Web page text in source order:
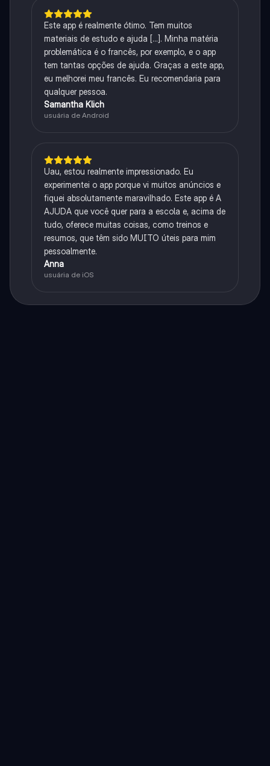
Este app é realmente ótimo. Tem muitos
materiais de estudo e ajuda [...]. Minha matéria
problemática é o francês, por exemplo, e o app
tem tantas opções de ajuda. Graças a este app,
eu melhorei meu francês. Eu recomendaria para
qualquer pessoa.
Samantha Klich
usuária de Android
Uau, estou realmente impressionado. Eu
experimentei o app porque vi muitos anúncios e
fiquei absolutamente maravilhado. Este app é A
AJUDA que você quer para a escola e, acima de
tudo, oferece muitas coisas, como treinos e
resumos, que têm sido MUITO úteis para mim
pessoalmente.
Anna
usuária de iOS